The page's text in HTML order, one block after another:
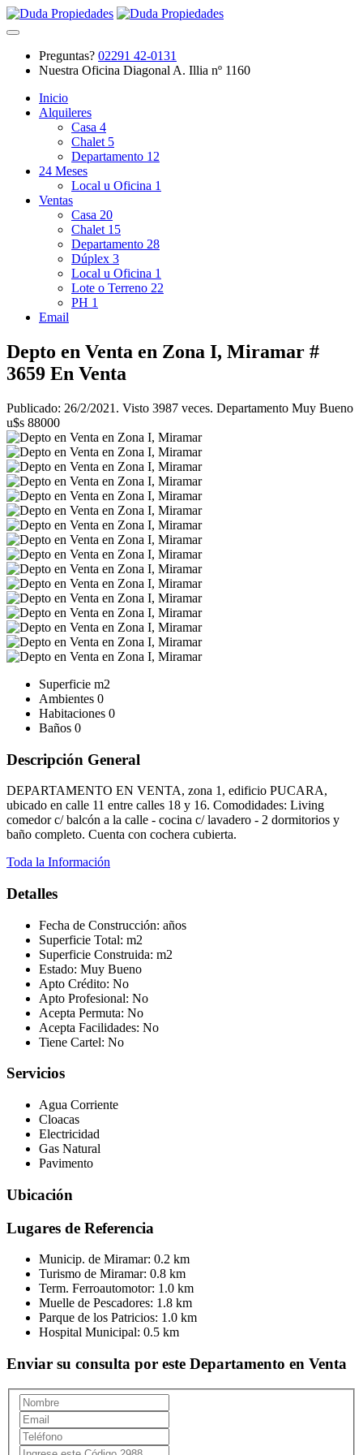
Preguntas? 02291 42-0131
Nuestra Oficina Diagonal A. Illia nº 1160
Inicio
Alquileres
Casa 4
Chalet 5
Departamento 12
24 Meses
Local u Oficina 1
Ventas
Casa 20
Chalet 15
Departamento 28
Dúplex 3
Local u Oficina 1
Lote o Terreno 22
PH 1
Email
Depto en Venta en Zona I, Miramar #
3659 En Venta
Publicado: 26/2/2021. Visto 3987 veces. Departamento Muy Bueno
u$s 88000
Superficie m2
Ambientes 0
Habitaciones 0
Baños 0
Descripción General
DEPARTAMENTO EN VENTA, zona 1, edificio PUCARA,
ubicado en calle 11 entre calles 18 y 16. Comodidades: Living
comedor c/ balcón a la calle - cocina c/ lavadero - 2 dormitorios y
baño completo. Cuenta con cochera cubierta.
Toda la Información
Detalles
Fecha de Construcción: años
Superficie Total: m2
Superficie Construida: m2
Estado: Muy Bueno
Apto Crédito: No
Apto Profesional: No
Acepta Permuta: No
Acepta Facilidades: No
Tiene Cartel: No
Servicios
Agua Corriente
Cloacas
Electricidad
Gas Natural
Pavimento
Ubicación
Lugares de Referencia
Municip. de Miramar: 0.2 km
Turismo de Miramar: 0.8 km
Term. Ferroautomotor: 1.0 km
Muelle de Pescadores: 1.8 km
Parque de los Patricios: 1.0 km
Hospital Municipal: 0.5 km
Enviar su consulta por este Departamento en Venta